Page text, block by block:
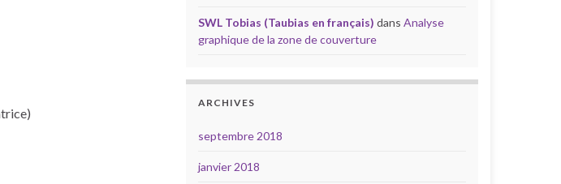
SWL Tobias (Taubias en français) dans Analyse
graphique de la zone de couverture
ARCHIVES
septembre 2018
janvier 2018